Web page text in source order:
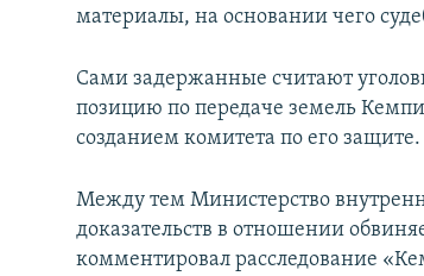
материалы, на основании чего
Сами задержанные считают
позицию по передаче земель
созданием комитета по его защите.
Между тем Министерство
доказательств в отношении
комментировал расследование